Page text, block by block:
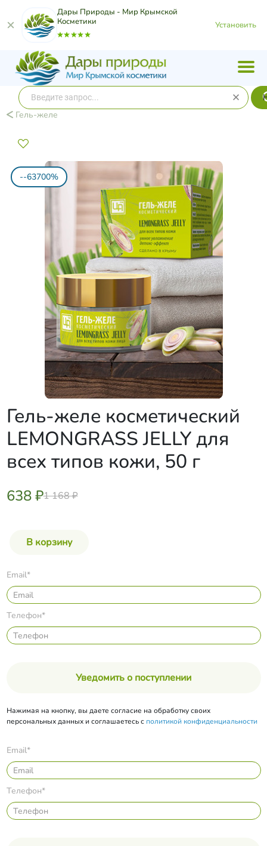
Дары Природы - Мир Крымской
Косметики
Установить
Гель-желе
--63700%
Гель-желе косметический
LEMONGRASS JELLY для
всех типов кожи, 50 г
638 ₽1 168 ₽
Email*
Телефон*
Уведомить о поступлении
Нажимая на кнопку, вы даете согласие на обработку своих
персональных данных и соглашаетесь с политикой конфиденциальности
Email*
Телефон*